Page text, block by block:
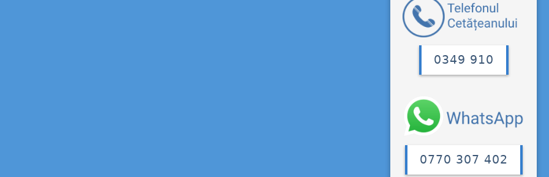
0349 910
0770 307 402